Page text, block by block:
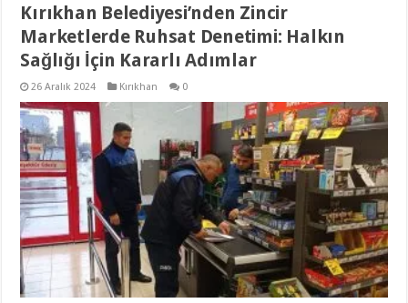
Kırıkhan Belediyesi’nden Zincir
Marketlerde Ruhsat Denetimi: Halkın
Sağlığı İçin Kararlı Adımlar
26 Aralık 2024 Kırıkhan 0